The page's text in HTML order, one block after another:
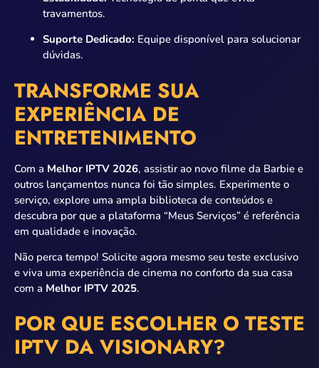
travamentos.
Suporte Dedicado: Equipe disponível para solucionar
dúvidas.
TRANSFORME SUA
EXPERIÊNCIA DE
ENTRETENIMENTO
Com a Melhor IPTV 2026, assistir ao novo filme da Barbie e
outros lançamentos nunca foi tão simples. Experimente o
serviço, explore uma ampla biblioteca de conteúdos e
descubra por que a plataforma “Meus Serviços” é referência
em qualidade e inovação.
Não perca tempo! Solicite agora mesmo seu teste exclusivo
e viva uma experiência de cinema no conforto da sua casa
com a Melhor IPTV 2025.
POR QUE ESCOLHER O TESTE
IPTV DA VISIONARY?